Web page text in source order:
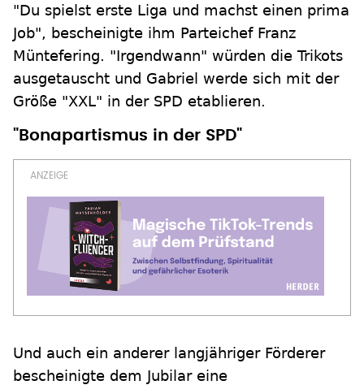
"Du spielst erste Liga und machst einen prima
Job", bescheinigte ihm Parteichef Franz
Müntefering. "Irgendwann" würden die Trikots
ausgetauscht und Gabriel werde sich mit der
Größe "XXL" in der SPD etablieren.
"Bonapartismus in der SPD"
Und auch ein anderer langjähriger Förderer
bescheinigte dem Jubilar eine